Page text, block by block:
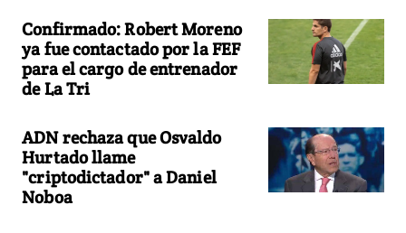
Confirmado: Robert Moreno
ya fue contactado por la FEF
para el cargo de entrenador
de La Tri
ADN rechaza que Osvaldo
Hurtado llame
"criptodictador" a Daniel
Noboa